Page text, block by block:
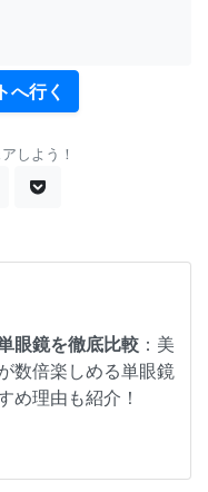
へ行く
しよう！
眼鏡を徹底比較 ：美
数倍楽しめる単眼鏡
め理由も紹介！